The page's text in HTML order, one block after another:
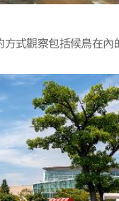
式觀察包括候鳥在內